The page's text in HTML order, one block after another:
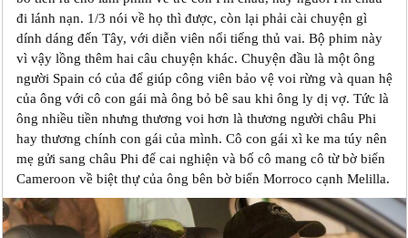
đi lánh nạn. 1/3 nói về họ thì được, còn lại phải cài chuyện gì
dính dáng đến Tây, với diễn viên nổi tiếng thủ vai. Bộ phim này
vì vậy lồng thêm hai câu chuyện khác. Chuyện đầu là một ông
người Spain có của để giúp công viên bảo vệ voi rừng và quan hệ
của ông với cô con gái mà ông bỏ bê sau khi ông ly dị vợ. Tức là
ông nhiều tiền nhưng thương voi hơn là thương người châu Phi
hay thương chính con gái của mình. Cô con gái xì ke ma túy nên
mẹ gửi sang châu Phi để cai nghiện và bố cô mang cô từ bờ biển
Cameroon về biệt thự của ông bên bờ biển Morroco cạnh Melilla.